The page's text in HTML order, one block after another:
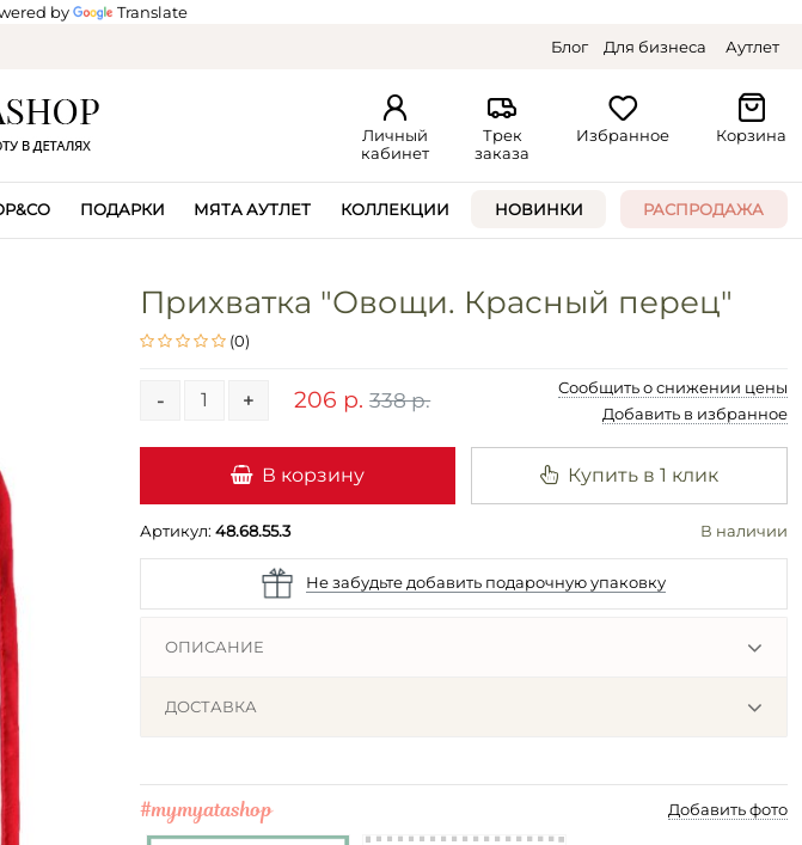
by
Translate
Блог Для бизнеса Аутлет
Личный
кабинет
Трек
заказа
Избранное Корзина
ПОДАРКИ МЯТА АУТЛЕТ КОЛЛЕКЦИИ НОВИНКИ РАСПРОДАЖА
Прихватка "Овощи. Красный перец"
(0)
- + 206 р. 338 р.
Сообщить о снижении цены
Добавить в избранное
В корзину Купить в 1 клик
Артикул: 48.68.55.3 В наличии
Не забудьте добавить подарочную упаковку
ОПИСАНИЕ
ДОСТАВКА
#mymyatashop Добавить фото